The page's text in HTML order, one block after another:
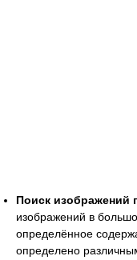
Поиск изображений
изображений в
определённое
определено